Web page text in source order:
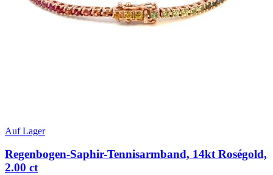
Auf Lager
Regenbogen-Saphir-Tennisarmband, 14kt Roségold,
2.00 ct